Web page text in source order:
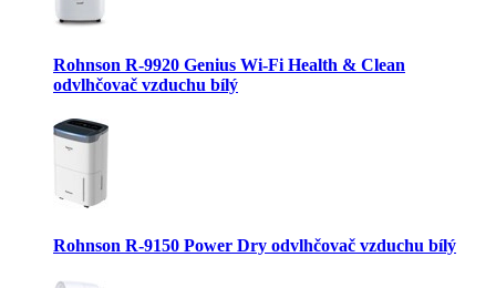
Rohnson R-9920 Genius Wi-Fi Health & Clean
odvlhčovač vzduchu bílý
Rohnson R-9150 Power Dry odvlhčovač vzduchu bílý